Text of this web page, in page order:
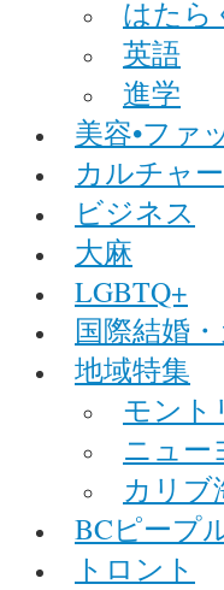
はたら
英語
進学
美容•ファ
カルチャー
ビジネス
大麻
LGBTQ+
国際結婚
地域特集
モント
ニュー
カリブ
BCピープ
トロント